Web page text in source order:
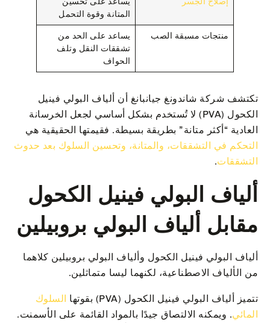
المتانة وقوة التحمل
منتجات مسبقة الصب
يساعد على الحد من
تشققات النقل وتلف
الحواف
تكتشف شركة شاندونغ جيانبانغ أن ألياف البولي فينيل
الكحول (PVA) لا تُستخدم بشكل أساسي لجعل الخرسانة
العادية “أكثر متانة” بطريقة بسيطة. فقيمتها الحقيقية هي
التحكم في التشققات، والمتانة، وتحسين السلوك بعد حدوث
التشققات.
ألياف البولي فينيل الكحول
مقابل ألياف البولي بروبيلين
ألياف البولي فينيل الكحول وألياف البولي بروبيلين كلاهما
من الألياف الاصطناعية، لكنهما ليسا متماثلين.
تتميز ألياف البولي فينيل الكحول (PVA) بقوتها
السلوك
المائي. ويمكنه الالتصاق جيدًا بالمواد القائمة على الأسمنت.